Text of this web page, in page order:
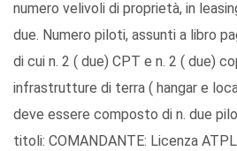
numero velivoli di proprietà, in
due. Numero piloti, assunti a libro
di cui n. 2 ( due) CPT e n. 2 ( due)
infrastrutture di terra ( hangar e
deve essere composto di n. due
titoli: COMANDANTE: Licenza